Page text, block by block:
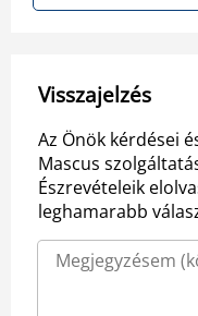
Visszajelzés
Az Önök kérdései
Mascus
Észrevételeik
leghamarabb